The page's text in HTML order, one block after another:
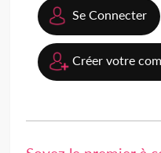
Se Connecter
Créer votre